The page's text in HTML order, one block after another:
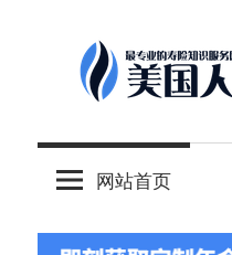
content
美
最
网站首页